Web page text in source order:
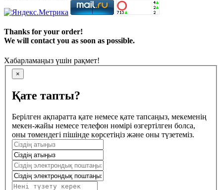
Thanks for your order!
We will contact you as soon as possible.
Хабарламаңыз үшін рақмет!
×
Қате тапты?
Берілген ақпаратта қате немесе қате тапсаңыз, мекеменің
мекен-жайы немесе телефон нөмірі өзгертілген болса,
оны төмендегі пішінде көрсетіңіз және оны түзетеміз.